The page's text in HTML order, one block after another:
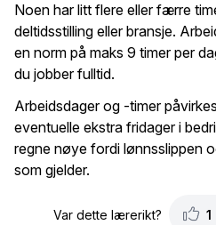
Noen har litt flere eller færre
deltidsstilling eller bransje.
en norm på maks 9 timer per
du jobber fulltid.
Arbeidsdager og -timer
eventuelle ekstra fridager i
regne nøye fordi lønnsslippen
som gjelder.
Var dette lærerikt? 1